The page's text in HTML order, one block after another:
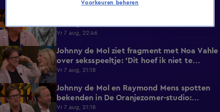
0:13
Vr 7 aug, 22:46
2:12
Johnny de Mol ziet fragment met Noa Vahle
over seksspeeltje: 'Dit hoef ik niet te
horen!'
Vr 7 aug, 21:18
0:27
Johnny de Mol en Raymond Mens spotten
bekenden in De Oranjezomer-studio:
'Hooggeëerd publiek!'
Vr 7 aug, 21:18
Voorkeuren beheren